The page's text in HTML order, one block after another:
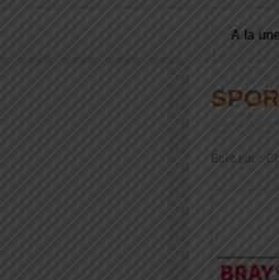
A la une
Écrit par :